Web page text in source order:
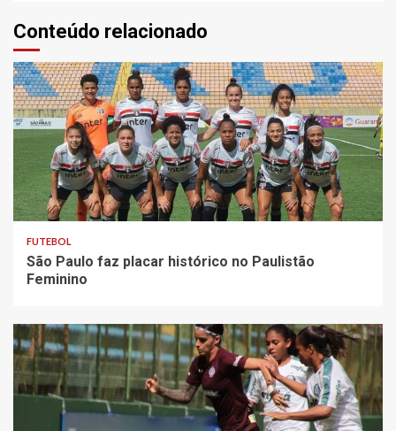
Conteúdo relacionado
FUTEBOL
São Paulo faz placar histórico no Paulistão
Feminino